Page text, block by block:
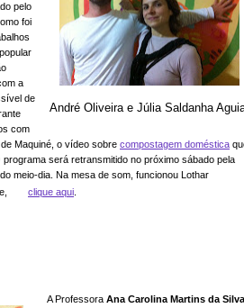
André Oliveira e Júlia Saldanha
pelo
foi
a
de
com
Maquiné, o vídeo sobre compostagem doméstica
será retransmitido no próximo sábado pela
meio-dia. Na mesa de som, funcionou Lothar
clique aqui
A Professora Ana Carolina Martins da Silva